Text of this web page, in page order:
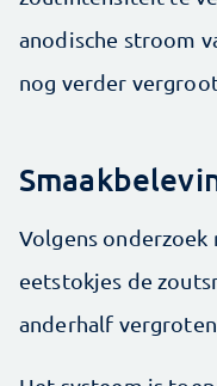
anodische stroom
nog verder
Volgens
eetstokjes de
anderhalf